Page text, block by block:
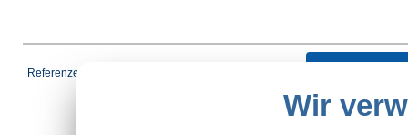
Referenzen
*Schulte-Hauptkatalog,
Wir